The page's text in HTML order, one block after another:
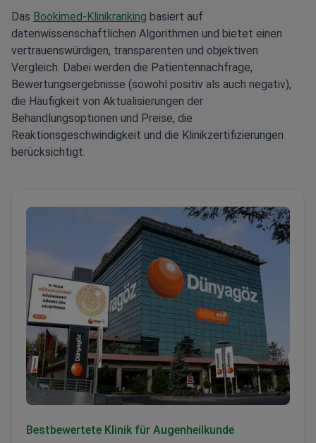
Das Bookimed-Klinikranking basiert auf
datenwissenschaftlichen Algorithmen und bietet einen
vertrauenswürdigen, transparenten und objektiven
Vergleich. Dabei werden die Patientennachfrage,
Bewertungsergebnisse (sowohl positiv als auch negativ),
die Häufigkeit von Aktualisierungen der
Behandlungsoptionen und Preise, die
Reaktionsgeschwindigkeit und die Klinikzertifizierungen
berücksichtigt.
Bestbewertete Klinik für Augenheilkunde